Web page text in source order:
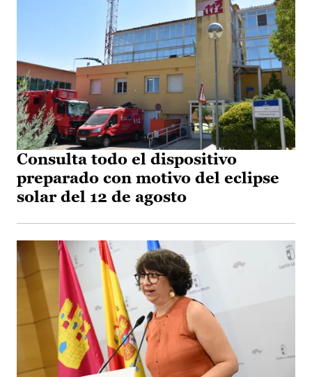
Consulta todo el dispositivo
preparado con motivo del eclipse
solar del 12 de agosto